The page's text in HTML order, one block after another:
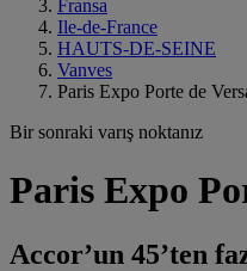
Fransa
Ile-de-France
HAUTS-DE-SEINE
Vanves
Paris Expo Porte de
Bir sonraki varış noktanız
Paris Expo
Accor’un 45’ten